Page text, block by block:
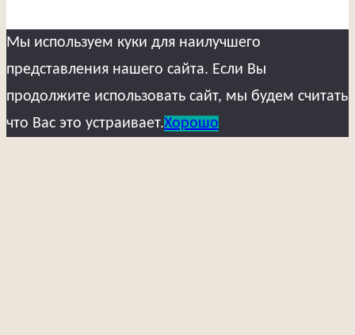
Мы используем куки для наилучшего
представления нашего сайта. Если Вы
продолжите использовать сайт, мы будем считать
что Вас это устраивает.Хорошо